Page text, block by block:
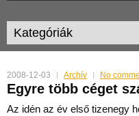
2008-12-03 Archív No
Egyre több céget
Az idén az év első tizenegy